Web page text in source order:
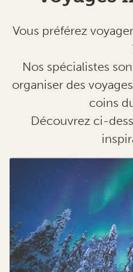
Vous préférez
Nos spécialistes
organiser des
coins
Découvrez ci-